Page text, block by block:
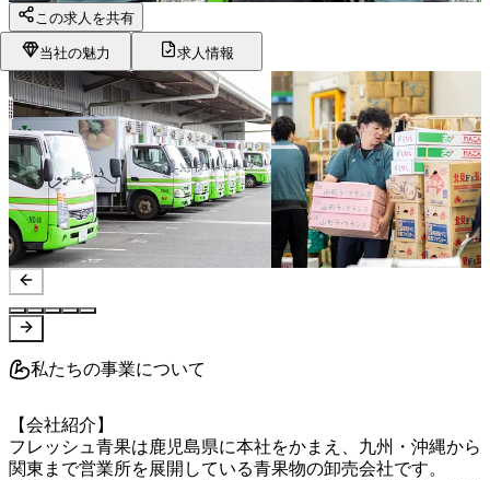
この求人を共有
当社の魅力 求人情報
私たちの事業について
【会社紹介】
フレッシュ青果は鹿児島県に本社をかまえ、九州・沖縄から
関東まで営業所を展開している青果物の卸売会社です。